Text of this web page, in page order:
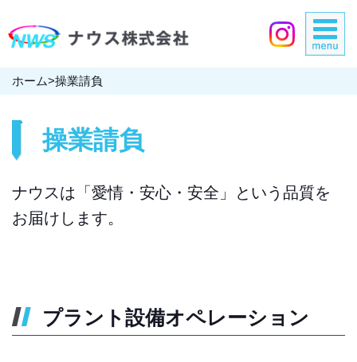
ホーム>操業請負
操業請負
ナウスは「愛情・安心・安全」という品質を
お届けします。
プラント設備オペレーション